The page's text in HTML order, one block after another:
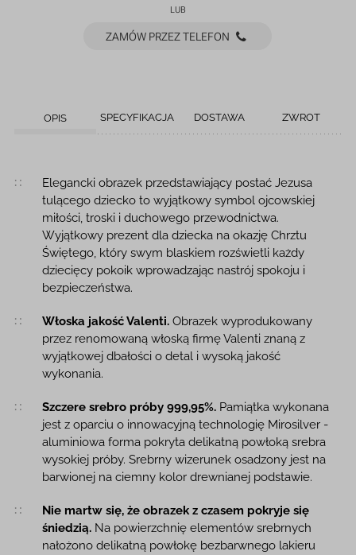
LUB
ZAMÓW PRZEZ TELEFON
OPIS SPECYFIKACJA DOSTAWA ZWROT
Opis produktu
Elegancki obrazek przedstawiający postać Jezusa
tulącego dziecko to wyjątkowy symbol ojcowskiej
miłości, troski i duchowego przewodnictwa.
Wyjątkowy prezent dla dziecka na okazję Chrztu
Świętego, który swym blaskiem rozświetli każdy
dziecięcy pokoik wprowadzając nastrój spokoju i
bezpieczeństwa.
Włoska jakość Valenti.Obrazek wyprodukowany
przez renomowaną włoską firmę Valenti znaną z
wyjątkowej dbałości o detal i wysoką jakość
wykonania.
Szczere srebro próby 999,95%.Pamiątka wykonana
jest z oparciu o innowacyjną technologię Mirosilver -
aluminiowa forma pokryta delikatną powłoką srebra
wysokiej próby. Srebrny wizerunek osadzony jest na
barwionej na ciemny kolor drewnianej podstawie.
Nie martw się, że obrazek z czasem pokryje się
śniedzią.Na powierzchnię elementów srebrnych
nałożono delikatną powłokę bezbarwnego lakieru